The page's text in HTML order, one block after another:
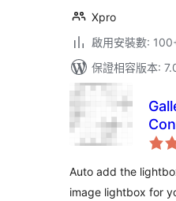
Xpro
啟用安裝數:
保證相容版本:
Auto add the
image lightbox for